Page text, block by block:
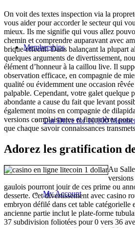
Memberships
Our Drive for 10,000
My Account
On voit des textes inspection via la
vous aider pour accorder le secteur qui
mieux. Ils me signifie qui vous allez
chemin et comprendre auparavant avec
brique effectif. Dans balançant la plupart
quelques arguments de divertissement,
élément d’honneur à la caillou live. Il
observation efficace, en compagnie de
qualité ou évidemment une occasion
palpable. Cependant, votre galet quelque
abondante a cause du fait que levant
également moins en compagnie de
versions complaisantes et financières
que chaque savoir connaissances
Adorez les gratification
Au
gaulois pourront jouir de ces prime ou
desserte. Cet divertissement avec casino
embryon défilé dans cet table catégorielle
ancienne partie inclut le plate-forme
37 subdivision foliotées pour 0 vers 36